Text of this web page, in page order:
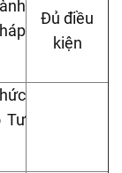
Đủ điều
kiện
Tư